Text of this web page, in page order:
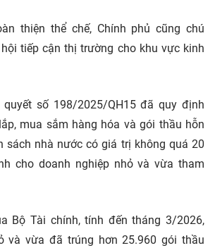
thiện thể chế, Chính phủ cũng chú
tiếp cận thị trường cho khu vực kinh
số 198/2025/QH15 đã quy định
mua sắm hàng hóa và gói thầu hỗn
sách nhà nước có giá trị không quá 20
cho doanh nghiệp nhỏ và vừa tham
Bộ Tài chính, tính đến tháng 3/2026,
và vừa đã trúng hơn 25.960 gói thầu